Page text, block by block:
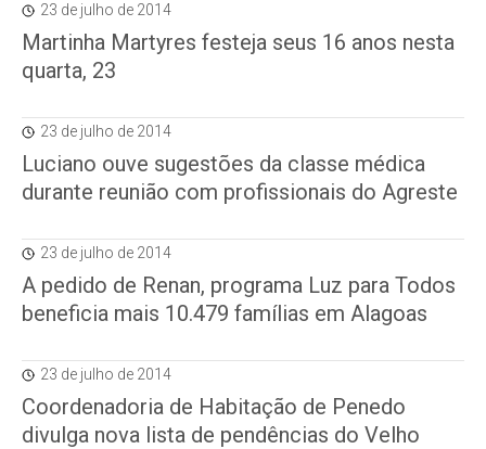
23 de julho de 2014
Martinha Martyres festeja seus 16 anos nesta
quarta, 23
23 de julho de 2014
Luciano ouve sugestões da classe médica
durante reunião com profissionais do Agreste
23 de julho de 2014
A pedido de Renan, programa Luz para Todos
beneficia mais 10.479 famílias em Alagoas
23 de julho de 2014
Coordenadoria de Habitação de Penedo
divulga nova lista de pendências do Velho